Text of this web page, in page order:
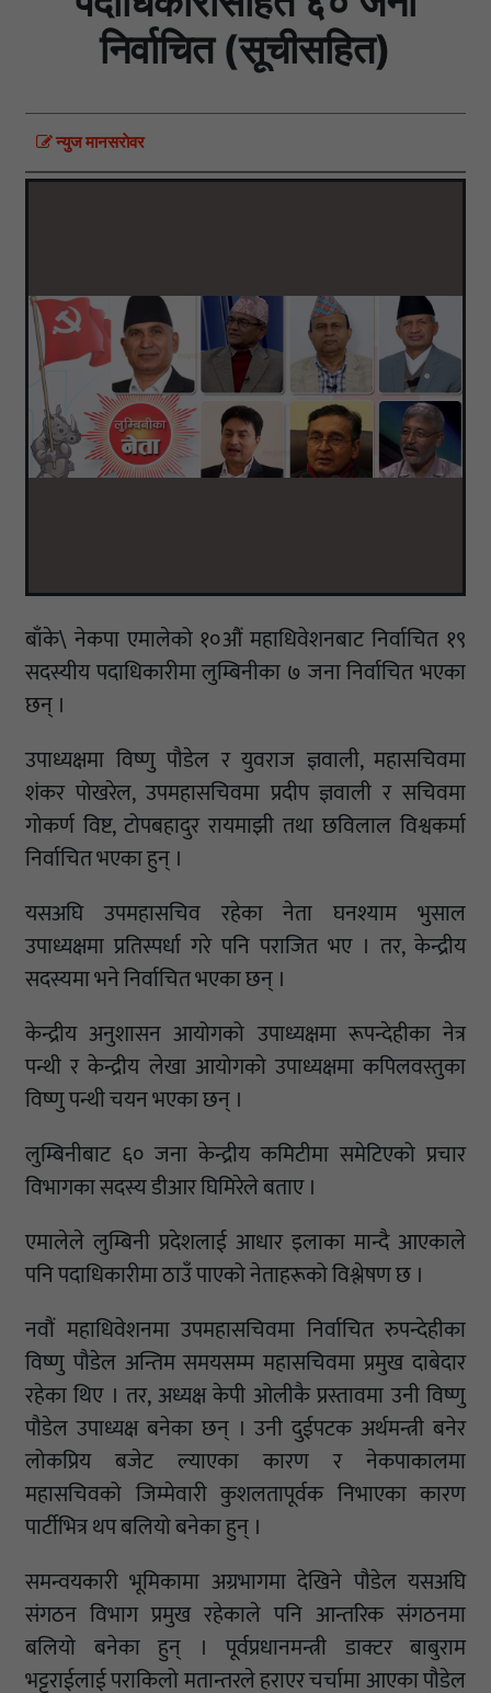
निर्वाचित (सूचीसहित)
न्युज मानसराेवर
बाँके\ नेकपा एमालेको १०औं महाधिवेशनबाट निर्वाचित १९
सदस्यीय पदाधिकारीमा लुम्बिनीका ७ जना निर्वाचित भएका
छन् ।
उपाध्यक्षमा विष्णु पौडेल र युवराज ज्ञवाली, महासचिवमा
शंकर पोखरेल, उपमहासचिवमा प्रदीप ज्ञवाली र सचिवमा
गोकर्ण विष्ट, टोपबहादुर रायमाझी तथा छविलाल विश्वकर्मा
निर्वाचित भएका हुन् ।
यसअघि उपमहासचिव रहेका नेता घनश्याम भुसाल
उपाध्यक्षमा प्रतिस्पर्धा गरे पनि पराजित भए । तर, केन्द्रीय
सदस्यमा भने निर्वाचित भएका छन् ।
केन्द्रीय अनुशासन आयोगको उपाध्यक्षमा रूपन्देहीका नेत्र
पन्थी र केन्द्रीय लेखा आयोगको उपाध्यक्षमा कपिलवस्तुका
विष्णु पन्थी चयन भएका छन् ।
लुम्बिनीबाट ६० जना केन्द्रीय कमिटीमा समेटिएको प्रचार
विभागका सदस्य डीआर घिमिरेले बताए ।
एमालेले लुम्बिनी प्रदेशलाई आधार इलाका मान्दै आएकाले
पनि पदाधिकारीमा ठाउँ पाएको नेताहरूको विश्लेषण छ ।
नवौं महाधिवेशनमा उपमहासचिवमा निर्वाचित रुपन्देहीका
विष्णु पौडेल अन्तिम समयसम्म महासचिवमा प्रमुख दाबेदार
रहेका थिए । तर, अध्यक्ष केपी ओलीकै प्रस्तावमा उनी विष्णु
पौडेल उपाध्यक्ष बनेका छन् । उनी दुईपटक अर्थमन्त्री बनेर
लोकप्रिय बजेट ल्याएका कारण र नेकपाकालमा
महासचिवको जिम्मेवारी कुशलतापूर्वक निभाएका कारण
पार्टीभित्र थप बलियो बनेका हुन् ।
समन्वयकारी भूमिकामा अग्रभागमा देखिने पौडेल यसअघि
संगठन विभाग प्रमुख रहेकाले पनि आन्तरिक संगठनमा
बलियो बनेका हुन् । पूर्वप्रधानमन्त्री डाक्टर बाबुराम
भट्टराईलाई पराकिलो मतान्तरले हराएर चर्चामा आएका पौडेल